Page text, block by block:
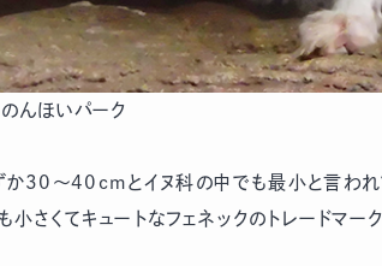
んほいパーク
30〜40cmとイヌ科の中でも最小と言われ
小さくてキュートなフェネックのトレードマー